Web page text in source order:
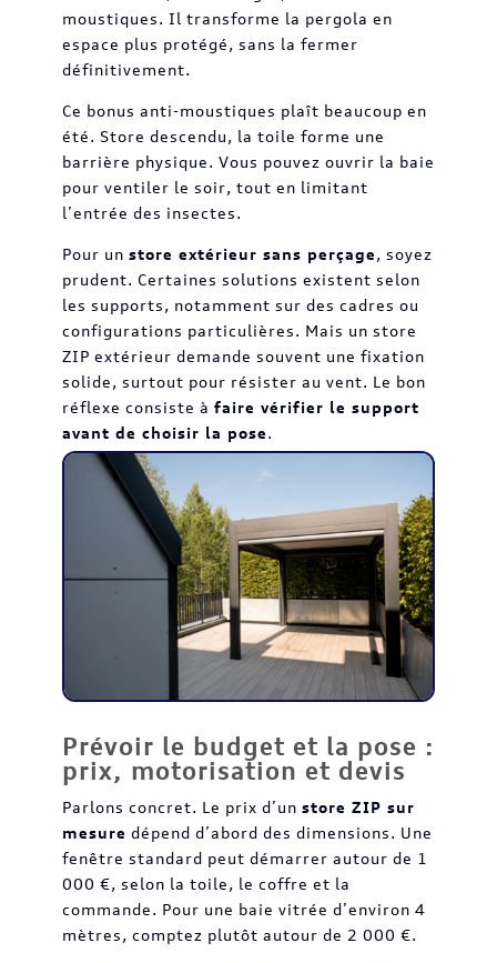
moustiques. Il transforme la pergola en
espace plus protégé, sans la fermer
définitivement.
Ce bonus anti-moustiques plaît beaucoup en
été. Store descendu, la toile forme une
barrière physique. Vous pouvez ouvrir la baie
pour ventiler le soir, tout en limitant
l’entrée des insectes.
Pour un store extérieur sans perçage, soyez
prudent. Certaines solutions existent selon
les supports, notamment sur des cadres ou
configurations particulières. Mais un store
ZIP extérieur demande souvent une fixation
solide, surtout pour résister au vent. Le bon
réflexe consiste à faire vérifier le support
avant de choisir la pose.
Prévoir le budget et la pose :
prix, motorisation et devis
Parlons concret. Le prix d’un store ZIP sur
mesure dépend d’abord des dimensions. Une
fenêtre standard peut démarrer autour de 1
000 €, selon la toile, le coffre et la
commande. Pour une baie vitrée d’environ 4
mètres, comptez plutôt autour de 2 000 €.